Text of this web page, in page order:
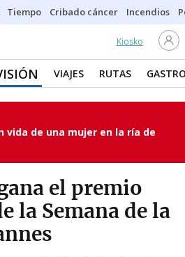
Tiempo Cribado cáncer Incendios
Kiosko
VIAJES RUTAS
vida de una mujer en la ría de
el premio
la Semana de la